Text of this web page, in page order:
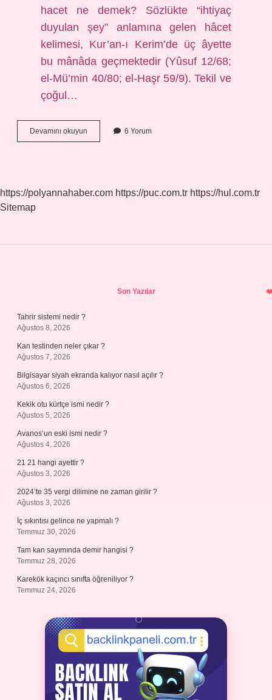
hacet ne demek? Sözlükte “ihtiyaç
duyulan şey” anlamına gelen hâcet
kelimesi, Kur’an-ı Kerim’de üç âyette
bu mânâda geçmektedir (Yûsuf 12/68;
el-Mü’min 40/80; el-Haşr 59/9). Tekil ve
çoğul…
Devamını okuyun
Ne
6 Yorum
https://polyannahaber.com https://puc.com.tr https://hul.com.tr
Sitemap
Son Yazılar
Tahrir sistemi nedir ?
Ağustos 8, 2026
Kan testinden neler çıkar ?
Ağustos 7, 2026
Bilgisayar siyah ekranda kalıyor nasıl açılır ?
Ağustos 6, 2026
Kekik otu kürtçe ismi nedir ?
Ağustos 5, 2026
Avanos’un eski ismi nedir ?
Ağustos 4, 2026
21 21 hangi ayettir ?
Ağustos 3, 2026
2024’te 35 vergi dilimine ne zaman girilir ?
Ağustos 3, 2026
İç sıkıntısı gelince ne yapmalı ?
Temmuz 30, 2026
Tam kan sayımında demir hangisi ?
Temmuz 28, 2026
Karekök kaçıncı sınıfta öğreniliyor ?
Temmuz 24, 2026